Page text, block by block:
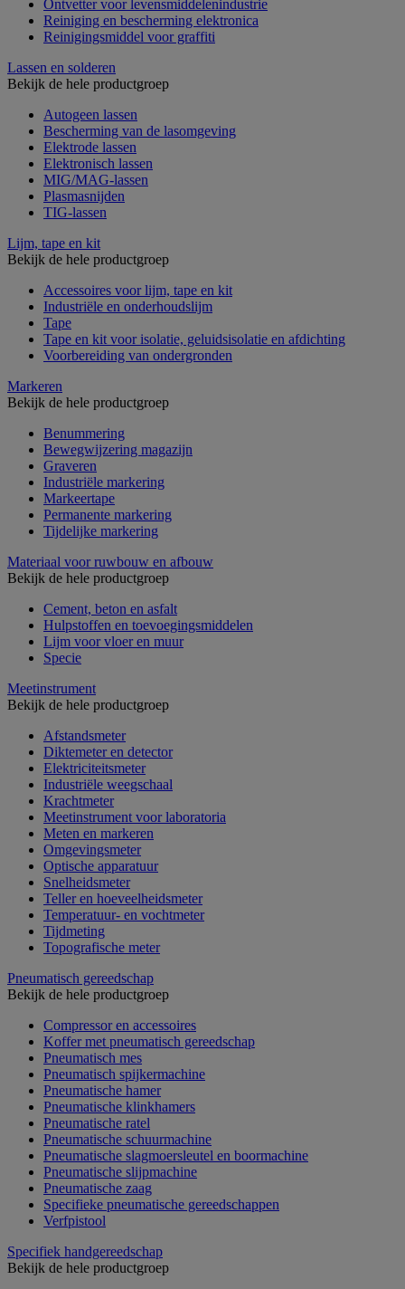
Ontvetter voor levensmiddelenindustrie
Reiniging en bescherming elektronica
Reinigingsmiddel voor graffiti
Lassen en solderen
Bekijk de hele productgroep
Autogeen lassen
Bescherming van de lasomgeving
Elektrode lassen
Elektronisch lassen
MIG/MAG-lassen
Plasmasnijden
TIG-lassen
Lijm, tape en kit
Bekijk de hele productgroep
Accessoires voor lijm, tape en kit
Industriële en onderhoudslijm
Tape
Tape en kit voor isolatie, geluidsisolatie en afdichting
Voorbereiding van ondergronden
Markeren
Bekijk de hele productgroep
Benummering
Bewegwijzering magazijn
Graveren
Industriële markering
Markeertape
Permanente markering
Tijdelijke markering
Materiaal voor ruwbouw en afbouw
Bekijk de hele productgroep
Cement, beton en asfalt
Hulpstoffen en toevoegingsmiddelen
Lijm voor vloer en muur
Specie
Meetinstrument
Bekijk de hele productgroep
Afstandsmeter
Diktemeter en detector
Elektriciteitsmeter
Industriële weegschaal
Krachtmeter
Meetinstrument voor laboratoria
Meten en markeren
Omgevingsmeter
Optische apparatuur
Snelheidsmeter
Teller en hoeveelheidsmeter
Temperatuur- en vochtmeter
Tijdmeting
Topografische meter
Pneumatisch gereedschap
Bekijk de hele productgroep
Compressor en accessoires
Koffer met pneumatisch gereedschap
Pneumatisch mes
Pneumatisch spijkermachine
Pneumatische hamer
Pneumatische klinkhamers
Pneumatische ratel
Pneumatische schuurmachine
Pneumatische slagmoersleutel en boormachine
Pneumatische slijpmachine
Pneumatische zaag
Specifieke pneumatische gereedschappen
Verfpistool
Specifiek handgereedschap
Bekijk de hele productgroep